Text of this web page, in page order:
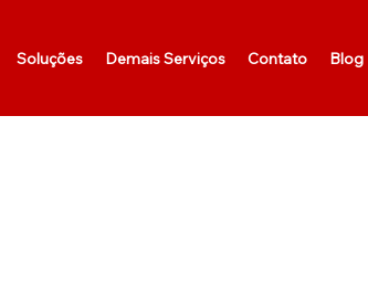
Soluções Demais Serviços Contato Blog